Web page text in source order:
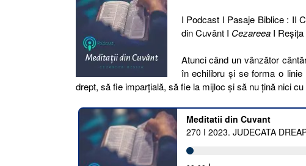
I Podcast I Pasaje Biblice : II
din Cuvânt I CezareeaI Reşiţa
Atunci când un vânzător
în echilibru și se forma o
drept, să fie imparțială, să fie la mijloc și să nu țină nici